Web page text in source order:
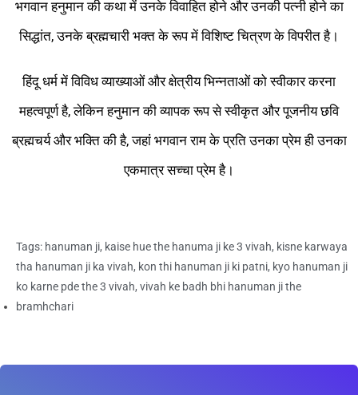
भगवान हनुमान की कथा में उनके विवाहित होने और उनकी पत्नी होने का
सिद्धांत, उनके ब्रह्मचारी भक्त के रूप में विशिष्ट चित्रण के विपरीत है।
हिंदू धर्म में विविध व्याख्याओं और क्षेत्रीय भिन्नताओं को स्वीकार करना
महत्वपूर्ण है, लेकिन हनुमान की व्यापक रूप से स्वीकृत और पूजनीय छवि
ब्रह्मचर्य और भक्ति की है, जहां भगवान राम के प्रति उनका प्रेम ही उनका
एकमात्र सच्चा प्रेम है।
Tags: hanuman ji, kaise hue the hanuma ji ke 3 vivah, kisne karwaya
tha hanuman ji ka vivah, kon thi hanuman ji ki patni, kyo hanuman ji
ko karne pde the 3 vivah, vivah ke badh bhi hanuman ji the
bramhchari